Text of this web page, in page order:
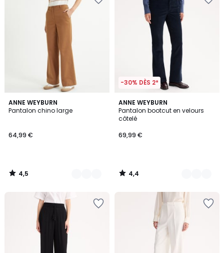
ANNE WEYBURN
Pantalon chino large
64,99 €
4,5
/ 5
2
Couleurs
4,5
/
-30% DÈS 2*
ANNE WEYBURN
Pantalon bootcut en velours
côtelé
69,99 €
4,4
/ 5
3
Couleurs
4,4
/